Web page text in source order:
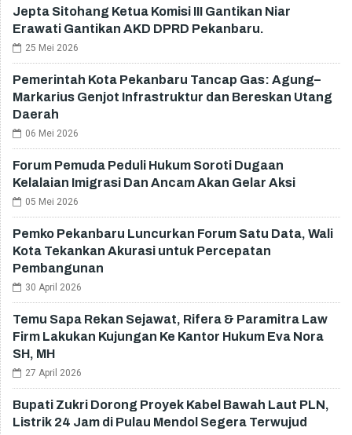
Jepta Sitohang Ketua Komisi III Gantikan Niar
Erawati Gantikan AKD DPRD Pekanbaru.
25 Mei 2026
Pemerintah Kota Pekanbaru Tancap Gas: Agung–
Markarius Genjot Infrastruktur dan Bereskan Utang
Daerah
06 Mei 2026
Forum Pemuda Peduli Hukum Soroti Dugaan
Kelalaian Imigrasi Dan Ancam Akan Gelar Aksi
05 Mei 2026
Pemko Pekanbaru Luncurkan Forum Satu Data, Wali
Kota Tekankan Akurasi untuk Percepatan
Pembangunan
30 April 2026
Temu Sapa Rekan Sejawat, Rifera & Paramitra Law
Firm Lakukan Kujungan Ke Kantor Hukum Eva Nora
SH, MH
27 April 2026
Bupati Zukri Dorong Proyek Kabel Bawah Laut PLN,
Listrik 24 Jam di Pulau Mendol Segera Terwujud